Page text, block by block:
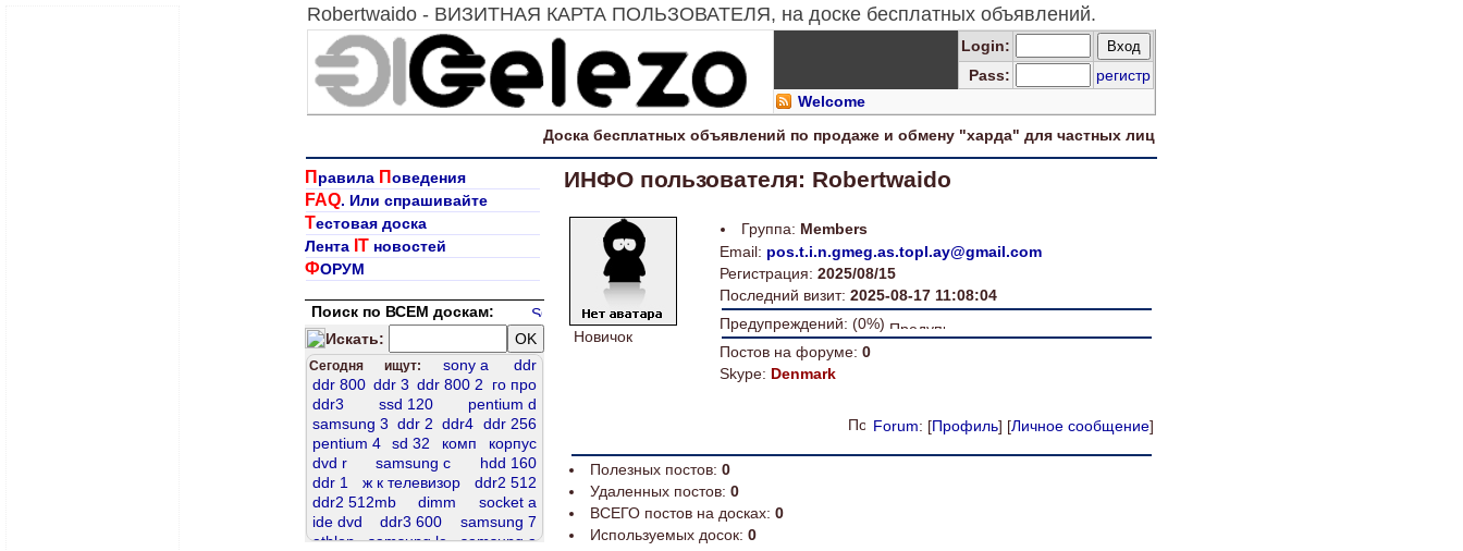
Robertwaido - ВИЗИТНАЯ КАРТА ПОЛЬЗОВАТЕЛЯ, на доске бесплатных объявлений.
Login:
Pass:
регистр
Welcome
Доска бесплатных объявлений по продаже и обмену "харда" для частных лиц
П равила Поведения
FAQ. Или спрашивайте
Тестовая доска
Лента ITновостей
ФОРУМ
Поиск по ВСЕМ доскам:
Искать:
Сегодня ищут: sony a
ddr
ddr 800 ddr 3 ddr 800 2
го про
ddr3
ssd 120
pentium d
samsung 3 ddr 2 ddr4 ddr 256
pentium 4
sd 32 комп
корпус
dvd r
samsung c
hdd 160
ddr 1
ж к телевизор
ddr2 512
ddr2 512mb
dimm
socket а
ide dvd
ddr3 600
samsung 7
athlon
samsung le
samsung a
ИНФО пользователя: Robertwaido
Новичок
Группа: Members
Email: pos.t.i.n.gmeg.as.topl.ay@gmail.com
Регистрация: 2025/08/15
Последний визит: 2025-08-17 11:08:04
Предупреждений: (0%)
Постов на форуме: 0
Skype: Denmark
Forum: [Профиль] [Личное сообщение]
Полезных постов: 0
Удаленных постов: 0
ВСЕГО постов на досках: 0
Используемых досок: 0